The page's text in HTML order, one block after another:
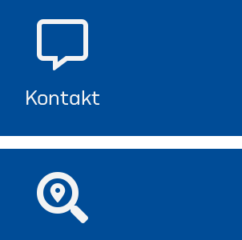
Kontakt